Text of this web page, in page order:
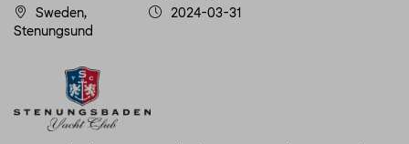
Sweden,
Stenungsund
2024-03-31